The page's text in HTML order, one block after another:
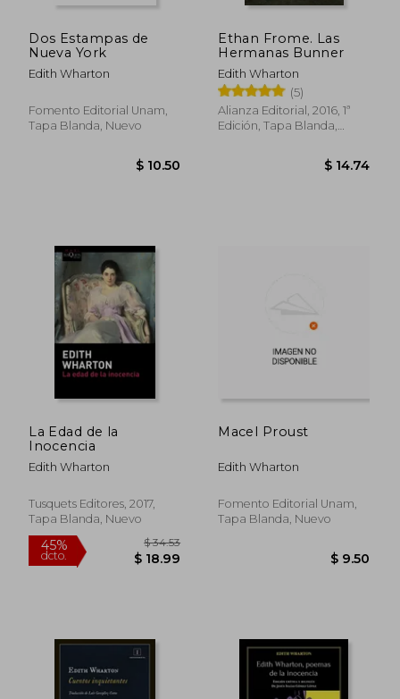
45% 45%
Dos Estampas de
Nueva York
Edith Wharton
Fomento Editorial Unam,
Tapa Blanda, Nuevo
Ethan Frome. Las
Hermanas Bunner
Edith Wharton
(5)
Alianza Editorial, 2016, 1ª
Edición, Tapa Blanda,
La Edad de la
Inocencia
Edith Wharton
Tusquets Editores, 2017,
Tapa Blanda, Nuevo
Macel Proust
Edith Wharton
Fomento Editorial Unam,
Tapa Blanda, Nuevo